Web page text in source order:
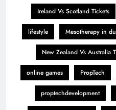
Ireland Vs Scotland Tickets
lifestyle Mesotherapy in
New Zealand Vs Australia
online games PropTech
proptechdevelopment